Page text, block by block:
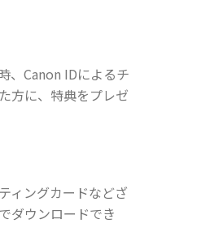
、Canon IDによるチ
方に、特典をプレゼ
ィングカードなどざ
ダウンロードでき